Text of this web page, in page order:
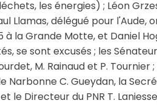
les énergies) ; Léon
Llamas, délégué pour l'Aude,
à la Grande Motte, et Daniel
se sont excusés ; les
M. Rainaud et P. Tournier ;
Narbonne C. Gueydan, la
Directeur du PNR T.